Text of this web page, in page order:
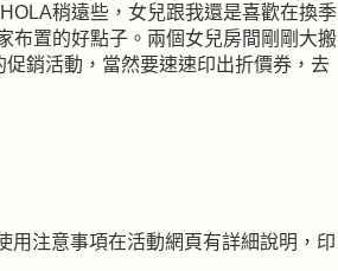
稍遠些，女兒跟我還是喜歡在換季
布置的好點子。兩個女兒房間剛剛大搬
銷活動，當然要速速印出折價券，去
用注意事項在活動網頁有詳細說明，印